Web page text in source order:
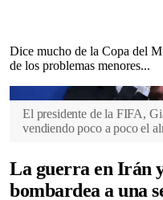
Dice mucho de la Copa del
de los problemas menores...
El presidente de la FIFA,
vendiendo poco a poco el
La guerra en Irán
bombardea a una